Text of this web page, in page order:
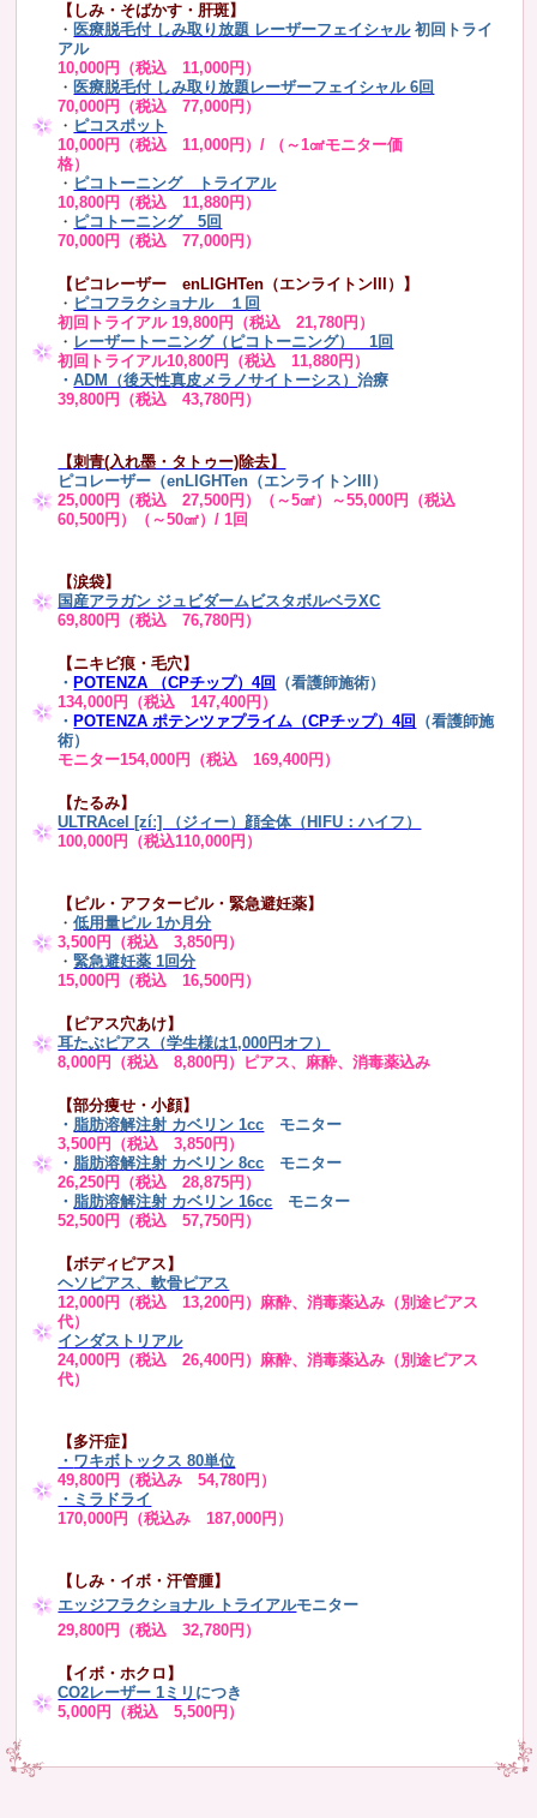
【しみ・そばかす・肝斑】
・ 医療脱毛付 しみ取り放題 レーザーフェイシャル 初回トライ
アル
10,000円（税込 11,000円）
・ 医療脱毛付 しみ取り放題レーザーフェイシャル 6回
70,000円（税込 77,000円）
・ ピコスポット
10,000円（税込 11,000円）/ （～1㎠モニター価
格）
・ ピコトーニング トライアル
10,800円（税込 11,880円）
・ ピコトーニング 5回
70,000円（税込 77,000円）
【ピコレーザー enLIGHTen（エンライトンIII）】
・ ピコフラクショナル １回
初回トライアル 19,800円（税込 21,780円）
・ レーザートーニング（ピコトーニング） 1回
初回トライアル10,800円（税込 11,880円）
・ADM（後天性真皮メラノサイトーシス）治療
39,800円（税込 43,780円）
【刺青(入れ墨・タトゥー)除去】
ピコレーザー（enLIGHTen（エンライトンIII）
25,000円（税込 27,500円）（～5㎠）～55,000円（税込
60,500円）（～50㎠）/ 1回
【涙袋】
国産アラガン ジュビダームビスタボルベラXC
69,800円（税込 76,780円）
【ニキビ痕・毛穴】
・ POTENZA （CPチップ）4回
（看護師施術）
134,000円（税込 147,400円）
・ POTENZA ポテンツァプライム（CPチップ）4回
（看護師施
術）
モニター154,000円（税込 169,400円）
【たるみ】
ULTRAcel [zíː] （ジィー）顔全体（HIFU：ハイフ）
100,000円（税込110,000円）
【ピル・アフターピル・緊急避妊薬】
・低用量ピル 1か月分
3,500円（税込 3,850円）
・緊急避妊薬 1回分
15,000円（税込 16,500円）
【ピアス穴あけ】
耳たぶピアス（学生様は1,000円オフ）
8,000円（税込 8,800円）ピアス、麻酔、消毒薬込み
【部分痩せ・小顔】
・ 脂肪溶解注射 カベリン 1cc モニター
3,500円（税込 3,850円）
・ 脂肪溶解注射 カベリン 8cc モニター
26,250円（税込 28,875円）
・ 脂肪溶解注射 カベリン 16cc
モニター
52,500円（税込 57,750円）
【ボディピアス】
ヘソピアス、軟骨ピアス
12,000円（税込 13,200円）麻酔、消毒薬込み（別途ピアス
代）
インダストリアル
24,000円（税込 26,400円）麻酔、消毒薬込み（別途ピアス
代）
【多汗症】
・ ワキボトックス 80単位
49,800円（税込み 54,780円）
・ミラドライ
170,000円（税込み 187,000円）
【しみ・イボ・汗管腫】
エッジフラクショナル トライアルモニター
29,800円（税込 32,780円）
【イボ・ホクロ】
CO2レーザー 1ミリ につき
5,000円（税込 5,500円）